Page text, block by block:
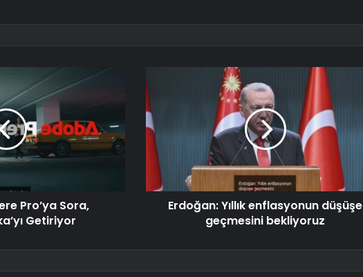
Pro’ya Sora,
Getiriyor
Erdoğan: Yıllık enflasyonun düşüşe
geçmesini bekliyoruz